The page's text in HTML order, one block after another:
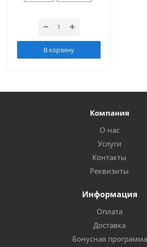
В корзину
Компания
О нас
Услуги
Контакты
Реквизиты
Информация
Оплата
Доставка
Бонусная программа